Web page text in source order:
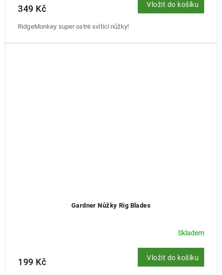
349 Kč Vložit do košíku
RidgeMonkey super ostré svítící nůžky!
Gardner Nůžky Rig Blades
Skladem
199 Kč Vložit do košíku